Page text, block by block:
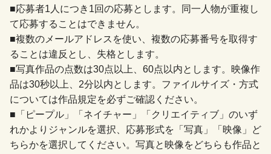
■応募者1人につき1回の応募とします。同一人物が重複し
て応募することはできません。
■複数のメールアドレスを使い、複数の応募番号を取得す
ることは違反とし、失格とします。
■写真作品の点数は30点以上、60点以内とします。映像作
品は30秒以上、2分以内とします。ファイルサイズ・方式
については作品規定を必ずご確認ください。
■「ピープル」「ネイチャー」「クリエイティブ」のいず
れかよりジャンルを選択、応募形式を「写真」「映像」ど
ちらかを選択してください。写真と映像をどちらも作品と